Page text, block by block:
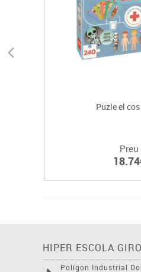
Puzle el
Preu
HIPER ESCOLA
Polígon Industrial